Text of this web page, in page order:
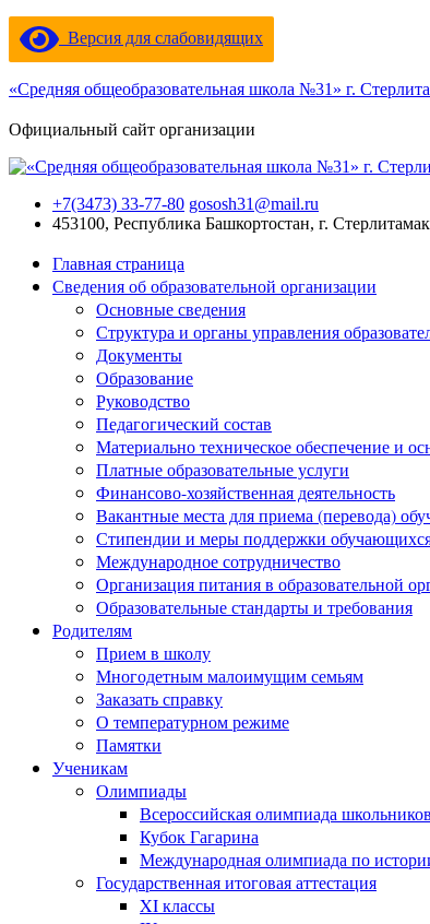
Версия для слабовидящих
«Средняя общеобразовательная школа №31» г.
Официальный сайт организации
+7(3473) 33-77-80 gososh31@mail.ru
453100, Республика Башкортостан, г.
Главная страница
Сведения об образовательной организации
Основные сведения
Структура и органы управления
Документы
Образование
Руководство
Педагогический состав
Материально техническое обеспечение и
Платные образовательные услуги
Финансово-хозяйственная деятельность
Вакантные места для приема (перевода)
Стипендии и меры поддержки
Международное сотрудничество
Организация питания в образовательной
Образовательные стандарты и требования
Родителям
Прием в школу
Многодетным малоимущим семьям
Заказать справку
О температурном режиме
Памятки
Ученикам
Олимпиады
Всероссийская олимпиада школьников
Кубок Гагарина
Международная олимпиада по
Государственная итоговая аттестация
XI классы